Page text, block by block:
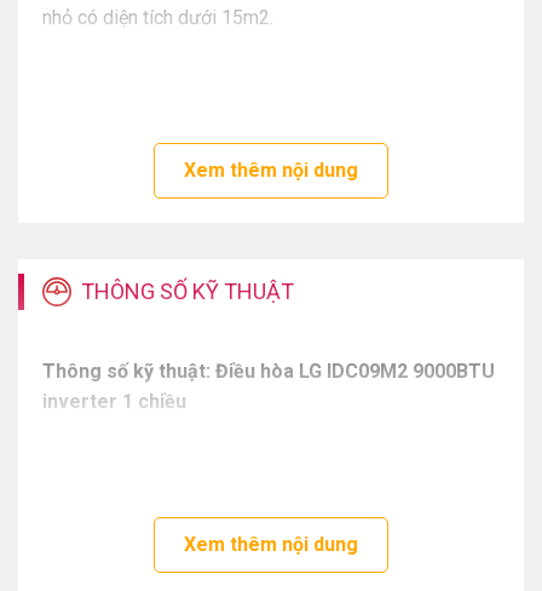
nhỏ có diện tích dưới 15m2.
tinh tế, trang bị màn hình LED hiển thị nhiệt độ rõ ràng
giúp bạn dễ dàng theo dõi và sử dụng thuận tiện.
Xem thêm nội dung
THÔNG SỐ KỸ THUẬT
Thông số kỹ thuật: Điều hòa LG IDC09M2 9000BTU
inverter 1 chiều
Xem thêm nội dung